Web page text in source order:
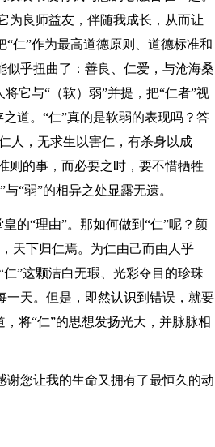
为良师益友，伴随我成长，从而让
仁”作为最高道德原则、道德标准和
乎扭曲了：善良、仁爱，与沧海桑
它与“（软）弱”并提，把“仁者”视
道。“仁”真的是软弱的表现吗？答
人，无求生以害仁，有杀身以成
则的事，而必要之时，要不惜牺牲
“弱”的相异之处显露无遗。
的“理由”。那如何做到“仁”呢？颜
天下归仁焉。为仁由己而由人乎
”这颗洁白无瑕、光彩夺目的珍珠
一天。但是，即然认识到错误，就要
将“仁”的思想发扬光大，并脉脉相
您让我的生命又拥有了最恒久的动